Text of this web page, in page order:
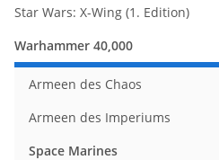
Star Wars: X-Wing (1. Edition)
Warhammer 40,000
Armeen des Chaos
Armeen des Imperiums
Space Marines